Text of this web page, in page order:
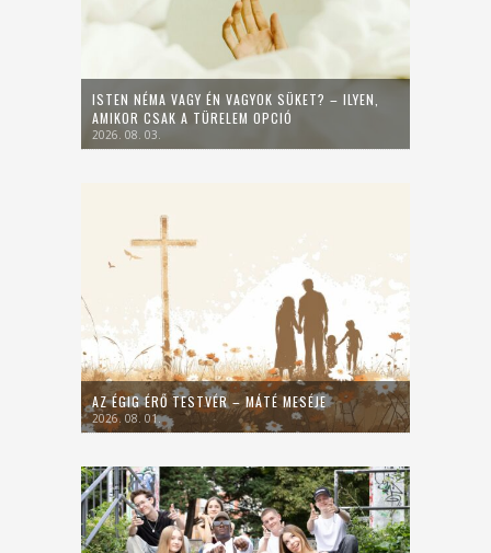
ISTEN NÉMA VAGY ÉN VAGYOK SÜKET? – ILYEN,
AMIKOR CSAK A TÜRELEM OPCIÓ
2026. 08. 03.
AZ ÉGIG ÉRŐ TESTVÉR – MÁTÉ MESÉJE
2026. 08. 01.